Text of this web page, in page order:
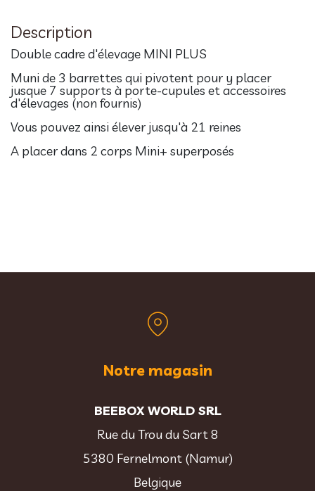
Description
Double cadre d'élevage MINI PLUS
Muni de 3 barrettes qui pivotent pour y placer
jusque 7 supports à porte-cupules et accessoires
d'élevages (non fournis)
Vous pouvez ainsi élever jusqu'à 21 reines
A placer dans 2 corps Mini+ superposés
Notre magasin
BEEBOX WORLD SRL
Rue du Trou du Sart 8
5380 Fernelmont (Namur)
Belgique